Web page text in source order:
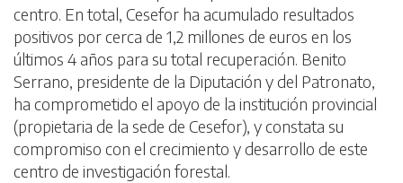
centro. En total, Cesefor ha acumulado resultados
positivos por cerca de 1,2 millones de euros en los
últimos 4 años para su total recuperación. Benito
Serrano, presidente de la Diputación y del Patronato,
ha comprometido el apoyo de la institución provincial
(propietaria de la sede de Cesefor), y constata su
compromiso con el crecimiento y desarrollo de este
centro de investigación forestal.